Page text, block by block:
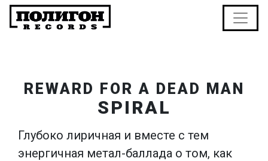
REWARD FOR A DEAD MAN
SPIRAL
Глубоко лиричная и вместе с тем
энергичная метал-баллада о том, как